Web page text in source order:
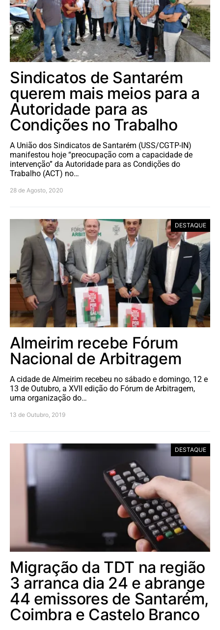
Sindicatos de Santarém
querem mais meios para a
Autoridade para as
Condições no Trabalho
A União dos Sindicatos de Santarém (USS/CGTP-IN)
manifestou hoje “preocupação com a capacidade de
intervenção” da Autoridade para as Condições do
Trabalho (ACT) no…
28 de Agosto, 2020
DESTAQUE
Almeirim recebe Fórum
Nacional de Arbitragem
A cidade de Almeirim recebeu no sábado e domingo, 12 e
13 de Outubro, a XVII edição do Fórum de Arbitragem,
uma organização do…
13 de Outubro, 2019
DESTAQUE
Migração da TDT na região
3 arranca dia 24 e abrange
44 emissores de Santarém,
Coimbra e Castelo Branco